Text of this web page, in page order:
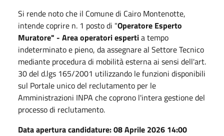
Si rende noto che il Comune di Cairo Montenotte,
intende coprire n. 1 posto di "Operatore Esperto
Muratore" - Area operatori espertia tempo
indeterminato e pieno, da assegnare al Settore Tecnico
mediante procedura di mobilità esterna ai sensi dell'art.
30 del d.lgs 165/2001 utilizzando le funzioni disponibili
sul Portale unico del reclutamento per le
Amministrazioni INPA che coprono l'intera gestione del
processo di reclutamento.
Data apertura candidature: 08 Aprile 2026 14:00